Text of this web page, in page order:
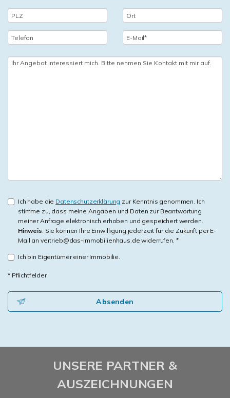
Ich habe die Datenschutzerklärung zur Kenntnis genommen. Ich
stimme zu, dass meine Angaben und Daten zur Beantwortung
meiner Anfrage elektronisch erhoben und gespeichert werden.
Hinweis: Sie können Ihre Einwilligung jederzeit für die Zukunft per E-
Mail an vertrieb@das-immobilienhaus.de widerrufen. *
Ich bin Eigentümer einer Immobilie.
* Pflichtfelder
Absenden
UNSERE PARTNER &
AUSZEICHNUNGEN